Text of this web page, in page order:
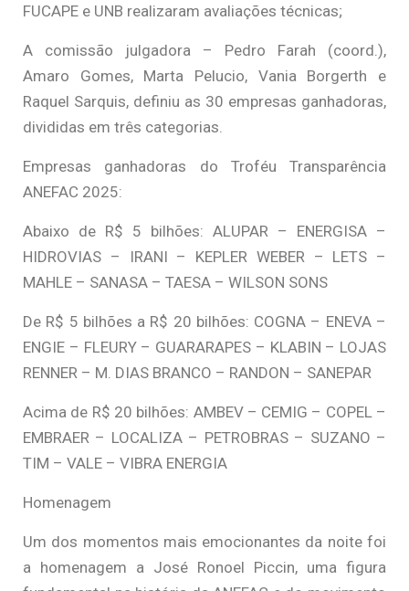
FUCAPE e UNB realizaram avaliações técnicas;
A comissão julgadora – Pedro Farah (coord.),
Amaro Gomes, Marta Pelucio, Vania Borgerth e
Raquel Sarquis, definiu as 30 empresas ganhadoras,
divididas em três categorias.
Empresas ganhadoras do Troféu Transparência
ANEFAC 2025:
Abaixo de R$ 5 bilhões: ALUPAR – ENERGISA –
HIDROVIAS – IRANI – KEPLER WEBER – LETS –
MAHLE – SANASA – TAESA – WILSON SONS
De R$ 5 bilhões a R$ 20 bilhões: COGNA – ENEVA –
ENGIE – FLEURY – GUARARAPES – KLABIN – LOJAS
RENNER – M. DIAS BRANCO – RANDON – SANEPAR
Acima de R$ 20 bilhões: AMBEV – CEMIG – COPEL –
EMBRAER – LOCALIZA – PETROBRAS – SUZANO –
TIM – VALE – VIBRA ENERGIA
Homenagem
Um dos momentos mais emocionantes da noite foi
a homenagem a José Ronoel Piccin, uma figura